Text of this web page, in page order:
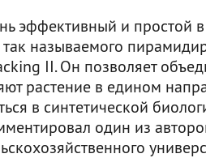
эффективный и простой в
называемого
II. Он позволяет
растение в едином
в синтетической
один из